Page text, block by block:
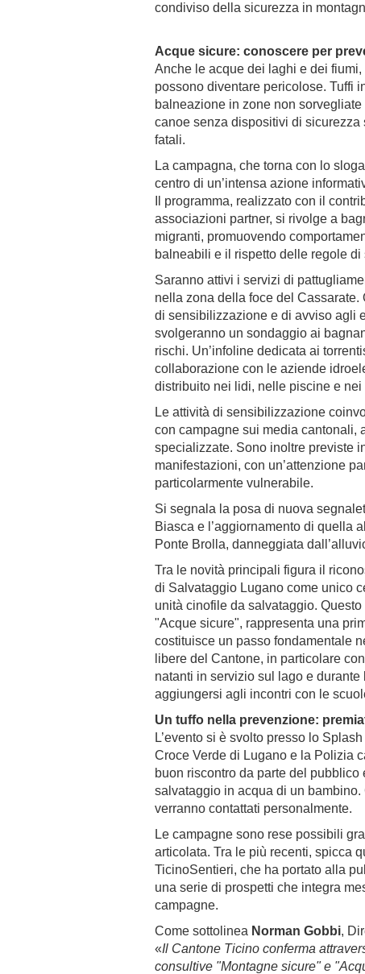
condiviso della sicurezza in
Acque sicure: conoscere per
Anche le acque dei laghi e dei
possono diventare pericolose. Tuffi
balneazione in zone non
canoe senza dispositivi di
fatali.
La campagna, che torna con lo
centro di un’intensa azione
Il programma, realizzato con il
associazioni partner, si rivolge a
migranti, promuovendo
balneabili e il rispetto delle regole
Saranno attivi i servizi di
nella zona della foce del Cassarate.
di sensibilizzazione e di avviso agli
svolgeranno un sondaggio ai
rischi. Un’infoline dedicata ai
collaborazione con le aziende
distribuito nei lidi, nelle piscine e
Le attività di sensibilizzazione
con campagne sui media cantonali,
specializzate. Sono inoltre previste
manifestazioni, con un’attenzione
particolarmente vulnerabile.
Si segnala la posa di nuova
Biasca e l’aggiornamento di quella
Ponte Brolla, danneggiata
Tra le novità principali figura il
di Salvataggio Lugano come unico
unità cinofile da salvataggio.
"Acque sicure", rappresenta una
costituisce un passo fondamentale
libere del Cantone, in particolare
natanti in servizio sul lago e
aggiungersi agli incontri con le
Un tuffo nella prevenzione:
L’evento si è svolto presso lo
Croce Verde di Lugano e la Polizia
buon riscontro da parte del
salvataggio in acqua di un
verranno contattati personalmente.
Le campagne sono rese possibili
articolata. Tra le più recenti, spicca
TicinoSentieri, che ha portato alla
una serie di prospetti che integra
campagne.
Come sottolinea Norman Gobbi,
«Il Cantone Ticino conferma
consultive "Montagne sicure" e